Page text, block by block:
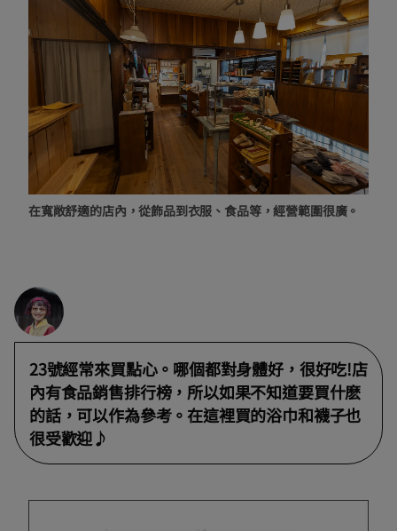
在寬敞舒適的店內，從飾品到衣服、食品等，經營範圍很廣。
23號經常來買點心。哪個都對身體好，很好吃!店
內有食品銷售排行榜，所以如果不知道要買什麽
的話，可以作為參考。在這裡買的浴巾和襪子也
很受歡迎♪